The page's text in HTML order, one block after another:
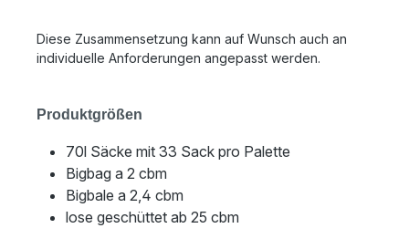
Diese Zusammensetzung kann auf Wunsch auch an
individuelle Anforderungen angepasst werden.
Produktgrößen
70l Säcke mit 33 Sack pro Palette
Bigbag a 2 cbm
Bigbale a 2,4 cbm
lose geschüttet ab 25 cbm